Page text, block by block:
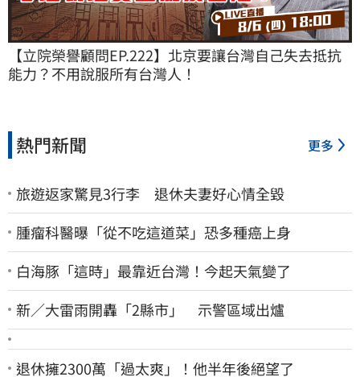
【立院榮譽顧問EP.222】北京要讓台灣自己失去抵抗
能力？不用說服所有台灣人！
熱門新聞 更多
旅遊返家驚見3行李 退休夫妻好心情全毀
腫瘤科醫曝「從不吃這道菜」恐多種癌上身
白海豚「這時」最靠近台灣！今起天氣變了
新／大雷雨開轟「2縣市」 示警區域出爐
退休擁2300萬「過太爽」！他半年後絕望了